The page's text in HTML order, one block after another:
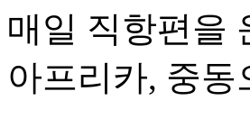
매일 직항편을
아프리카, 중